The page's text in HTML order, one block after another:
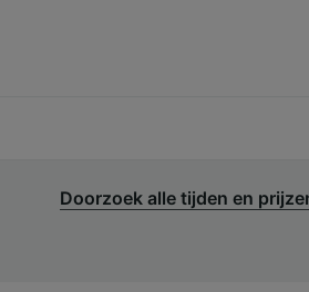
Doorzoek alle tijden en